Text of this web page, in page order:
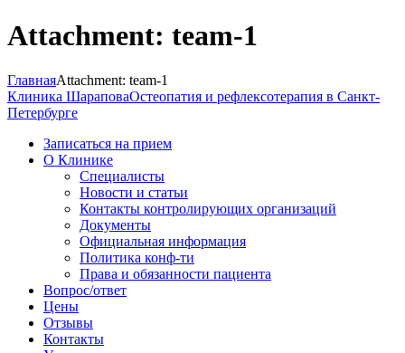
Attachment: team-1
ГлавнаяAttachment: team-1
Клиника ШараповаОстеопатия и рефлексотерапия в Санкт-
Петербурге
Записаться на прием
О Клинике
Специалисты
Новости и статьи
Контакты контролирующих организаций
Документы
Официальная информация
Политика конф-ти
Права и обязанности пациента
Вопрос/ответ
Цены
Отзывы
Контакты